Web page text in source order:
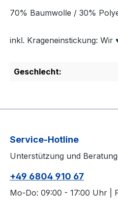
70% Baumwolle / 30%
inkl. Krageneinstickung: Wir
Geschlecht:
Service-Hotline
Unterstützung und
+49 6804 910 67
Mo-Do: 09:00 - 17:00 Uhr |